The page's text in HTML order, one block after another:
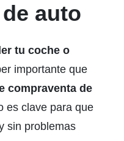
auto
tu coche o
importante que
compraventa de
es clave para que
sin problemas